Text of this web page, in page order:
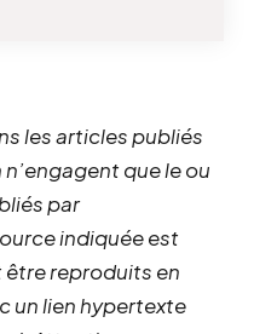
les articles publiés
que le ou
par
indiquée est
être reproduits en
un lien hypertexte